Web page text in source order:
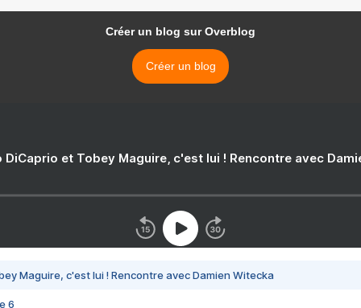
Créer un blog sur Overblog
Créer un blog
DiCaprio et Tobey Maguire, c'est lui ! Rencontre avec
Maguire, c'est lui ! Rencontre avec Damien Witecka
6